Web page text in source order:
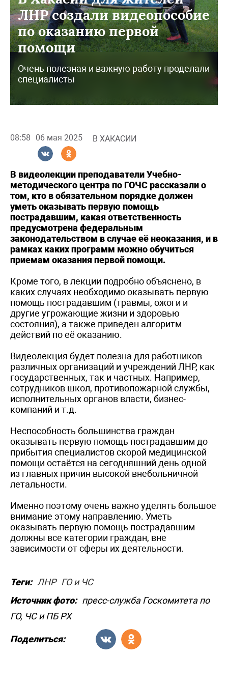
ЛНР создали видеопособие
по оказанию первой
помощи
Очень полезная и важную работу проделали
специалисты
08:58 06 мая 2025 В ХАКАСИИ
В видеолекции преподаватели Учебно-
методического центра по ГОЧС рассказали о
том, кто в обязательном порядке должен
уметь оказывать первую помощь
пострадавшим, какая ответственность
предусмотрена федеральным
законодательством в случае её неоказания, и в
рамках каких программ можно обучиться
приемам оказания первой помощи.
Кроме того, в лекции подробно объяснено, в
каких случаях необходимо оказывать первую
помощь пострадавшим (травмы, ожоги и
другие угрожающие жизни и здоровью
состояния), а также приведен алгоритм
действий по её оказанию.
Видеолекция будет полезна для работников
различных организаций и учреждений ЛНР, как
государственных, так и частных. Например,
сотрудников школ, противопожарной службы,
исполнительных органов власти, бизнес-
компаний и т.д.
Неспособность большинства граждан
оказывать первую помощь пострадавшим до
прибытия специалистов скорой медицинской
помощи остаётся на сегодняшний день одной
из главных причин высокой внебольничной
летальности.
Именно поэтому очень важно уделять большое
внимание этому направлению. Уметь
оказывать первую помощь пострадавшим
должны все категории граждан, вне
зависимости от сферы их деятельности.
Теги: ЛНР ГО и ЧС
Источник фото: пресс-служба Госкомитета по
ГО, ЧС и ПБ РХ
Поделиться: